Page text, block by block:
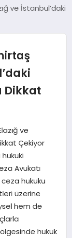
ve İstanbul’daki
Dikkat
ve
Çekiyor
Avukatı
hukuku
üzerine
hem de
hukuk